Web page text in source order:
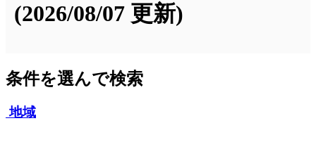
(2026/08/07 更新)
条件を選んで検索
地域